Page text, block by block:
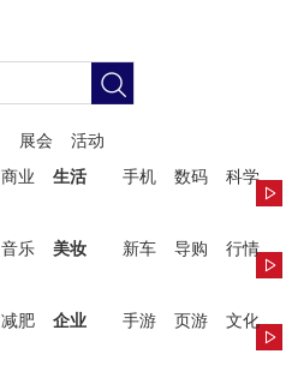
展会
活动
商业 生活 手机 数码
科学
音乐 美妆 新车 导购
行情
减肥 企业 手游 页游
文化